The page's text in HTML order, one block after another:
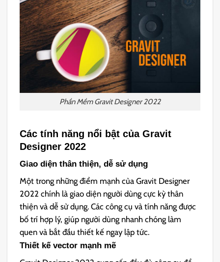
Phần Mềm Gravit Designer 2022
Các tính năng nổi bật của Gravit
Designer 2022
Giao diện thân thiện, dễ sử dụng
Một trong những điểm mạnh của Gravit Designer
2022 chính là giao diện người dùng cực kỳ thân
thiện và dễ sử dụng. Các công cụ và tính năng được
bố trí hợp lý, giúp người dùng nhanh chóng làm
quen và bắt đầu thiết kế ngay lập tức.
Thiết kế vector mạnh mẽ